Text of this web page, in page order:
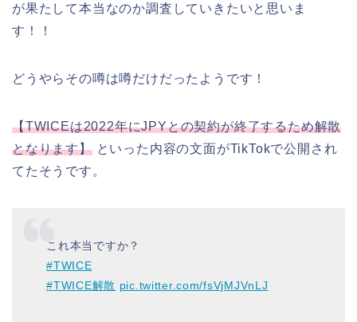
が果たして本当なのか調査していきたいと思いま
す！！
どうやらその噂は噂だけだったようです！
【TWICEは2022年にJPYとの契約が終了するため解散
となります】といった内容の文面がTikTokで公開され
てたそうです。
これ本当ですか？
#TWICE
#TWICE解散 pic.twitter.com/fsVjMJVnLJ